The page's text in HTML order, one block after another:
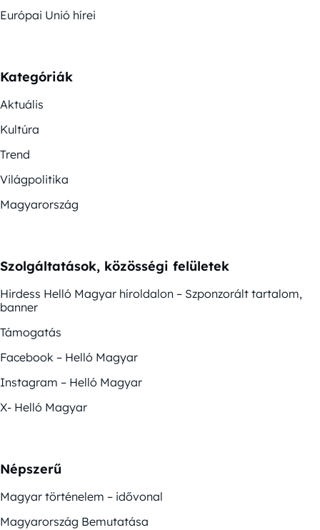
Európai Unió hírei
Kategóriák
Aktuális
Kultúra
Trend
Világpolitika
Magyarország
Szolgáltatások, közösségi felületek
Hirdess Helló Magyar híroldalon – Szponzorált tartalom,
banner
Támogatás
Facebook – Helló Magyar
Instagram – Helló Magyar
X- Helló Magyar
Népszerű
Magyar történelem – idővonal
Magyarország Bemutatása